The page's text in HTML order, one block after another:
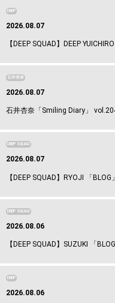
DEEP
2026.08.07
【DEEP SQUAD】DEEP
石井杏奈
2026.08.07
石井杏奈「Smiling Diary」
DEEP SQUAD
2026.08.07
【DEEP SQUAD】RYOJI 「
DEEP SQUAD
2026.08.06
【DEEP SQUAD】SUZUKI 「
DEEP
2026.08.06